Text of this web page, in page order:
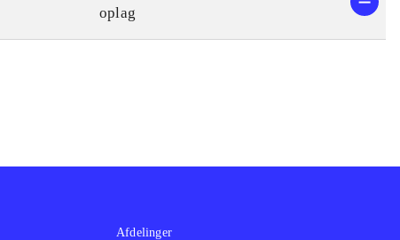
oplag
Afdelinger